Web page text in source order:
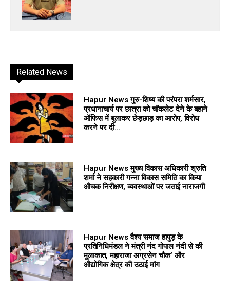
Related News
Hapur News गुरु-शिष्य की परंपरा शर्मसार,
प्रधानाचार्य पर छात्रा को चॉकलेट देने के बहाने
ऑफिस में बुलाकर छेड़छाड़ का आरोप, विरोध
करने पर दी...
Hapur News मुख्य विकास अधिकारी श्रुति
शर्मा ने सहकारी गन्ना विकास समिति का किया
औचक निरीक्षण, व्यवस्थाओं पर जताई नाराजगी
Hapur News वैश्य समाज हापुड़ के
प्रतिनिधिमंडल ने मंत्री नंद गोपाल नंदी से की
मुलाकात, महाराजा अग्रसेन चौक’ और
औद्योगिक क्षेत्र की उठाई मांग